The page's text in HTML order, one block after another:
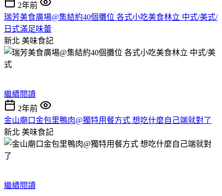
2年前
瑞芳美食廣場@集結約40個攤位 各式小吃美食林立 中式/美式/
日式滿足味蕾
新北 美味食記
繼續閱讀
2年前
金山廟口金包里鴨肉@獨特用餐方式 想吃什麼自己端就對了
新北 美味食記
繼續閱讀